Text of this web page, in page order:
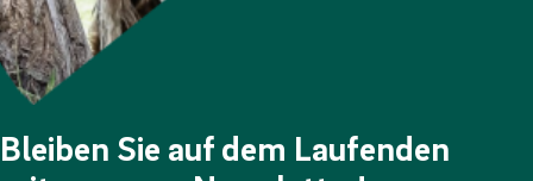
Bleiben Sie auf dem Laufenden